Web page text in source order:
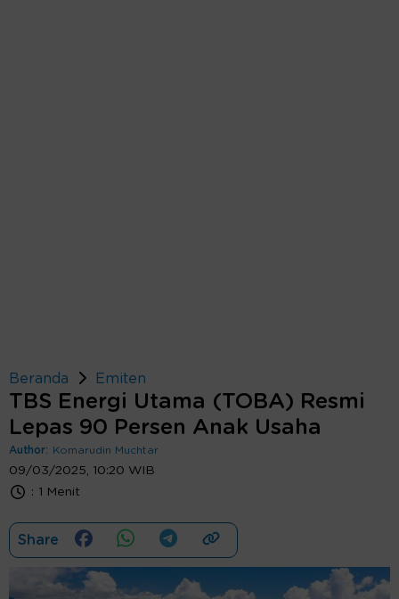
Beranda Emiten
TBS Energi Utama (TOBA) Resmi
Lepas 90 Persen Anak Usaha
Author: Komarudin Muchtar
09/03/2025, 10:20 WIB
: 1 Menit
Share